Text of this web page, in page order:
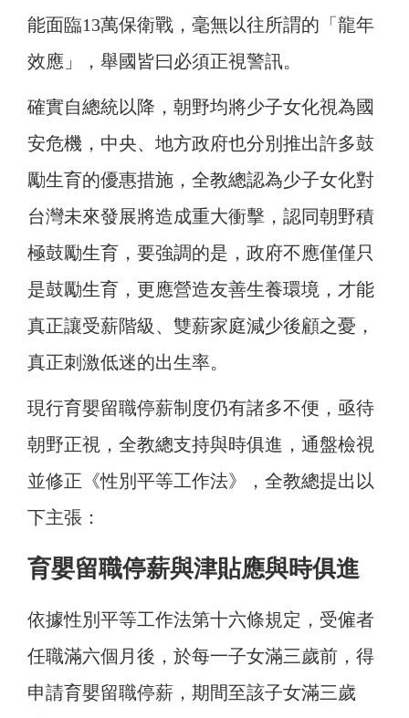
能面臨13萬保衛戰，毫無以往所謂的「龍年
效應」，舉國皆曰必須正視警訊。
確實自總統以降，朝野均將少子女化視為國
安危機，中央、地方政府也分別推出許多鼓
勵生育的優惠措施，全教總認為少子女化對
台灣未來發展將造成重大衝擊，認同朝野積
極鼓勵生育，要強調的是，政府不應僅僅只
是鼓勵生育，更應營造友善生養環境，才能
真正讓受薪階級、雙薪家庭減少後顧之憂，
真正刺激低迷的出生率。
現行育嬰留職停薪制度仍有諸多不便，亟待
朝野正視，全教總支持與時俱進，通盤檢視
並修正《性別平等工作法》，全教總提出以
下主張：
育嬰留職停薪與津貼應與時俱進
依據性別平等工作法第十六條規定，受僱者
任職滿六個月後，於每一子女滿三歲前，得
申請育嬰留職停薪，期間至該子女滿三歲